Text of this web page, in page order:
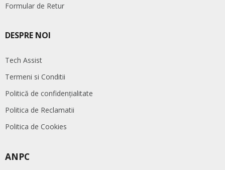
Formular de Retur
DESPRE NOI
Tech Assist
Termeni si Conditii
Politică de confidențialitate
Politica de Reclamatii
Politica de Cookies
ANPC